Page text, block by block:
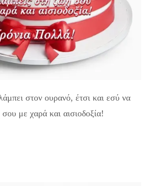
στον ουρανό, έτσι και εσύ να
με χαρά και αισιοδοξία!